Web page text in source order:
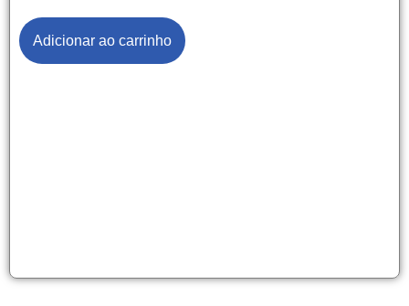
Adicionar ao carrinho